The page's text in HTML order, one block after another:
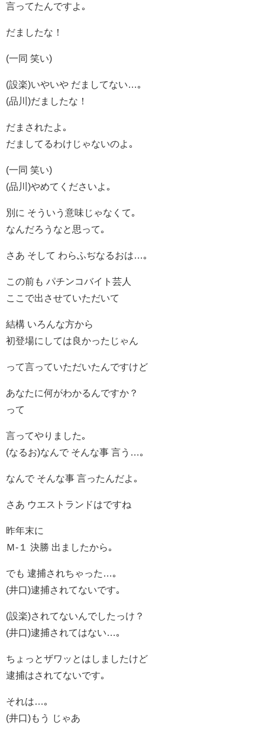
言ってたんですよ｡
だましたな！
(一同 笑い)
(設楽)いやいや だましてない…｡
(品川)だましたな！
だまされたよ｡
だましてるわけじゃないのよ｡
(一同 笑い)
(品川)やめてくださいよ｡
別に そういう意味じゃなくて｡
なんだろうなと思って｡
さあ そして わらふぢなるおは…｡
この前も パチンコバイト芸人
ここで出させていただいて
結構 いろんな方から
初登場にしては良かったじゃん
って言っていただいたんですけど
あなたに何がわかるんですか？
って
言ってやりました｡
(なるお)なんで そんな事 言う…｡
なんで そんな事 言ったんだよ｡
さあ ウエストランドはですね
昨年末に
Ｍ-１ 決勝 出ましたから｡
でも 逮捕されちゃった…｡
(井口)逮捕されてないです｡
(設楽)されてないんでしたっけ？
(井口)逮捕されてはない…｡
ちょっとザワッとはしましたけど
逮捕はされてないです｡
それは…｡
(井口)もう じゃあ